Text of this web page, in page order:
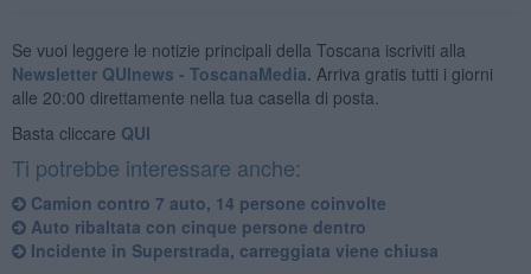
Se vuoi leggere le notizie principali della Toscana iscriviti alla
Newsletter QUInews - ToscanaMedia. Arriva gratis tutti i giorni
alle 20:00 direttamente nella tua casella di posta.
Basta cliccare QUI
Ti potrebbe interessare anche:
Camion contro 7 auto, 14 persone coinvolte
Auto ribaltata con cinque persone dentro
Incidente in Superstrada, carreggiata viene chiusa